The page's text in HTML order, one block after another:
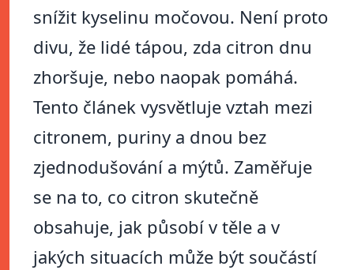
snížit kyselinu močovou. Není proto
divu, že lidé tápou, zda citron dnu
zhoršuje, nebo naopak pomáhá.
Tento článek vysvětluje vztah mezi
citronem, puriny a dnou bez
zjednodušování a mýtů. Zaměřuje
se na to, co citron skutečně
obsahuje, jak působí v těle a v
jakých situacích může být součástí